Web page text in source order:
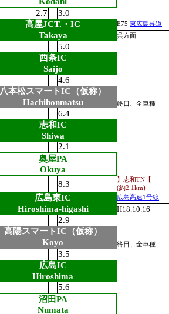
2.7
3.0
高屋JCT.・IC E75 東広島呉道
Takaya 呉方面
5.0
西条IC
Saijo
4.6
八本松スマートIC（仮称）
Hachihonmatsu
終日、全車種
6.4
志和IC
Shiwa
2.1
奥屋PA
Okuya
8.3
】志和TN【
(約2.1km)
広島東IC 広島高速1号線
Hiroshima-higashi H18.10.16
2.9
高陽スマートIC（仮称）
Koyo
終日、全車種
3.5
広島IC
Hiroshima
5.6
沼田PA
Numata